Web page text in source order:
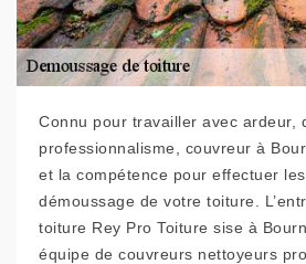
Connu pour travailler avec ardeur,
professionnalisme, couvreur à
et la compétence pour effectuer
démoussage de votre toiture.
toiture Rey Pro Toiture sise à
équipe de couvreurs nettoyeurs